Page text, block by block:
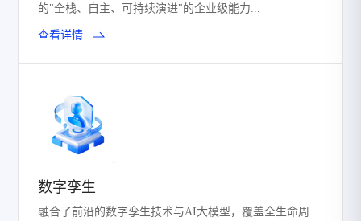
的"全栈、自主、可持续演进"的企业级能力...
查看详情
数字孪生
融合了前沿的数字孪生技术与AI大模型，覆盖全生命周